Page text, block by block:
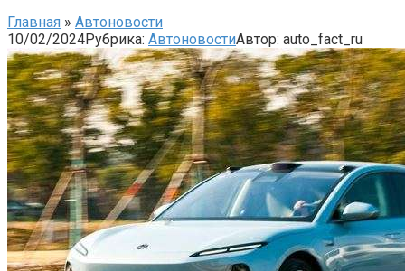
Главная » Автоновости
10/02/2024Рубрика: АвтоновостиАвтор: auto_fact_ru